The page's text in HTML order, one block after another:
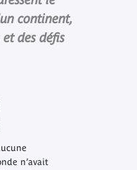
continent,
des défis
n’avait